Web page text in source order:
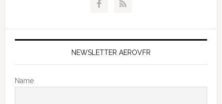
NEWSLETTER AEROVFR
Name